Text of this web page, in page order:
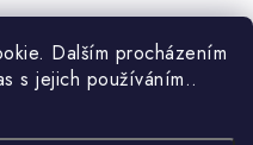
Dalším procházením
s jejich používáním..